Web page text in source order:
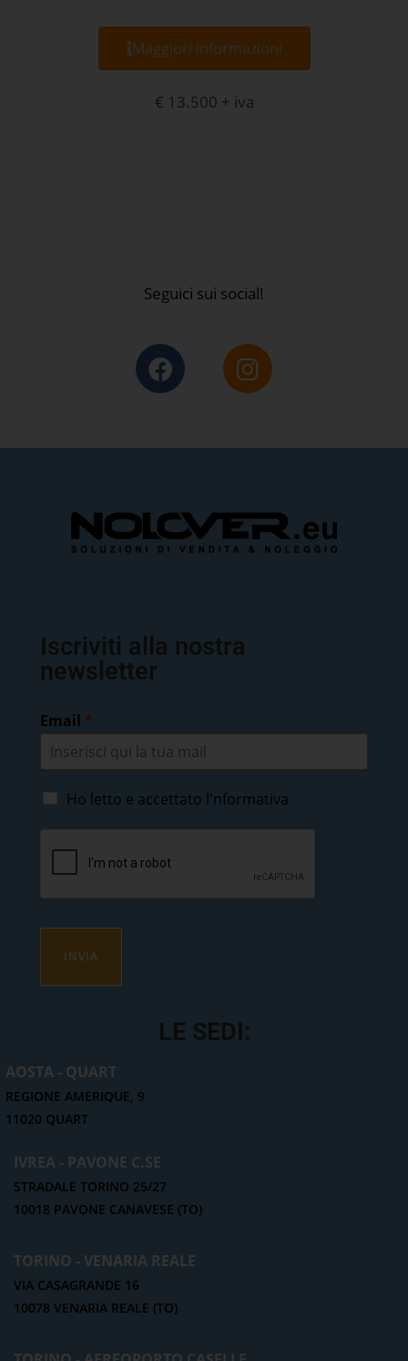
Maggiori informazioni
€ 13.500 + iva
Seguici sui social!
Iscriviti alla nostra
newsletter
Email *
Ho letto e accettato l'nformativa
INVIA
LE SEDI:
AOSTA - QUART
REGIONE AMERIQUE, 9
11020 QUART
IVREA - PAVONE C.SE
STRADALE TORINO 25/27
10018 PAVONE CANAVESE (TO)
TORINO - VENARIA REALE
VIA CASAGRANDE 16
10078 VENARIA REALE (TO)